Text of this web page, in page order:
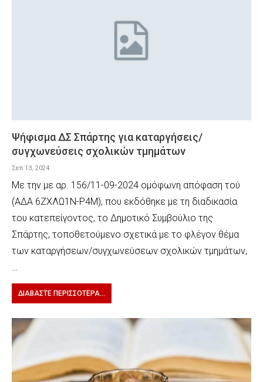
Ψήφισμα ΔΣ Σπάρτης για καταργήσεις/
συγχωνεύσεις σχολικών τμημάτων
Σεπ 13, 2024
Με την με αρ. 156/11-09-2024 ομόφωνη απόφαση τού
(ΑΔΑ 6ΖΧΛΩ1Ν-Ρ4Μ), που εκδόθηκε με τη διαδικασία
του κατεπείγοντος, το Δημοτικό Συμβούλιο της
Σπάρτης, τοποθετούμενο σχετικά με το φλέγον θέμα
των καταργήσεων/συγχωνεύσεων σχολικών τμημάτων,
…
ΔΙΑΒΆΣΤΕ ΠΕΡΙΣΣΌΤΕΡΑ...